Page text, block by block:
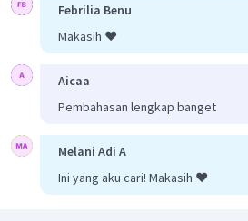
Jadi, titik beku larutan adalah
Febrilia Benu
Makasih ❤️
Aicaa
Pembahasan lengkap banget
Melani Adi A
Ini yang aku cari! Makasih ❤️